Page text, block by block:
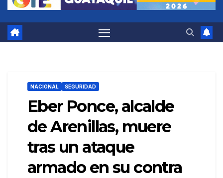
NACIONAL SEGURIDAD
Eber Ponce, alcalde
de Arenillas, muere
tras un ataque
armado en su contra